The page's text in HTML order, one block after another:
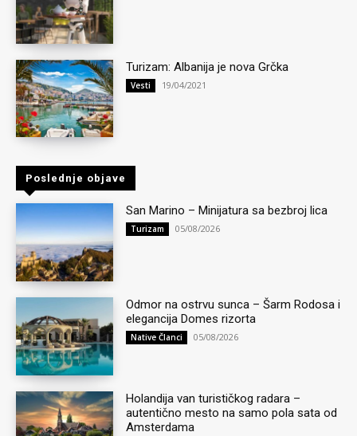
Turizam: Albanija je nova Grčka
Vesti 19/04/2021
Poslednje objave
San Marino – Minijatura sa bezbroj lica
Turizam 05/08/2026
Odmor na ostrvu sunca – Šarm Rodosa i
elegancija Domes rizorta
Native Članci 05/08/2026
Holandija van turističkog radara –
autentično mesto na samo pola sata od
Amsterdama